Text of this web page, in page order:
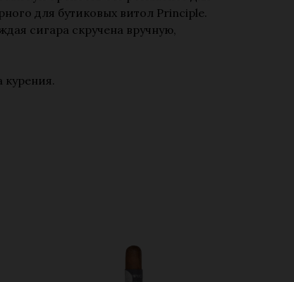
для бутиковых витол Principle.
сигара скручена вручную,